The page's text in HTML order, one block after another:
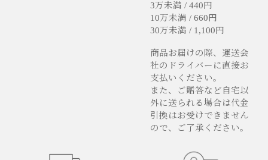
3万未満 / 440円
10万未満 / 660円
30万未満 / 1,100円
商品お届けの際、運送会
社のドライバーに直接お
支払いください。
また、ご贈答など自宅以
外に送られる場合は代金
引換はお受けできません
ので、ご了承ください。